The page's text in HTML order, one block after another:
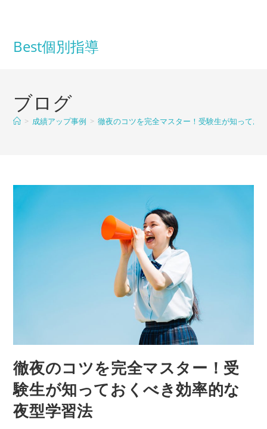
Best個別指導
ブログ
> 成績アップ事例 > 徹夜のコツを完全マスター！受験生が知ってお
徹夜のコツを完全マスター！受
験生が知っておくべき効率的な
夜型学習法